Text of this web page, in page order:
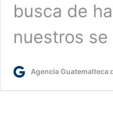
busca de
nuestros
Agencia Guatemalteca